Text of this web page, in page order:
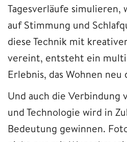
Tagesverläufe simulieren,
auf Stimmung und
diese Technik mit
vereint, entsteht ein
Erlebnis, das Wohnen
Und auch die Verbindung
und Technologie wird in
Bedeutung gewinnen.